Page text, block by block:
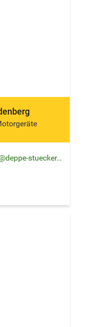
FreudenbergMichael@deppe-stuecker.de